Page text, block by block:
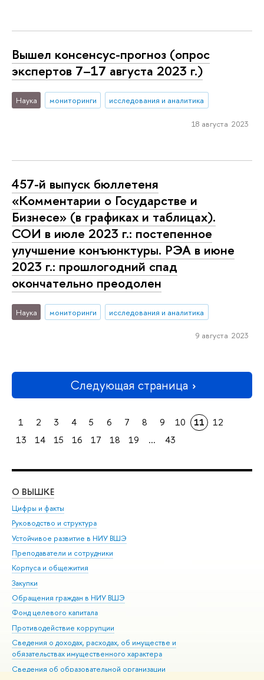
Вышел консенсус-прогноз (опрос
экспертов 7–17 августа 2023 г.)
Наука мониторинги исследования и аналитика
18 августа 2023
457-й выпуск бюллетеня
«Комментарии о Государстве и
Бизнесе» (в графиках и таблицах).
СОИ в июле 2023 г.: постепенное
улучшение конъюнктуры. РЭА в июне
2023 г.: прошлогодний спад
окончательно преодолен
Наука мониторинги исследования и аналитика
9 августа 2023
Следующая страница
1 2 3 4 5 6 7 8 9 10 11
12
13
14 15 16 17 18 19 ... 43
О ВЫШКЕ
Цифры и факты
Руководство и структура
Устойчивое развитие в НИУ ВШЭ
Преподаватели и сотрудники
Корпуса и общежития
Закупки
Обращения граждан в НИУ ВШЭ
Фонд целевого капитала
Противодействие коррупции
Сведения о доходах, расходах, об имуществе и
обязательствах имущественного характера
Сведения об образовательной организации